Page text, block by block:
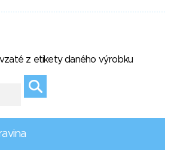
z etikety daného výrobku